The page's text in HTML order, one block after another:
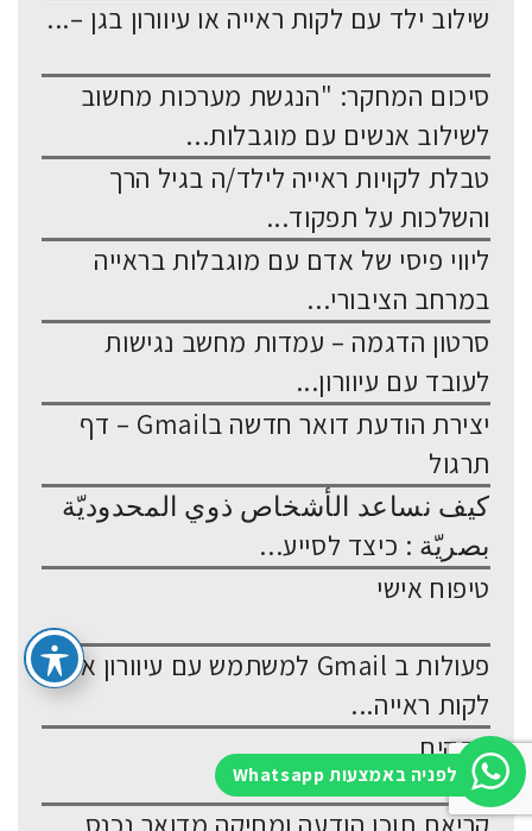
לפניה באמצעות Whatsapp
שילוב ילד עם לקות ראייה או עיוורון בגן –...
סיכום המחקר: "הנגשת מערכות מחשוב
לשילוב אנשים עם מוגבלות...
טבלת לקויות ראייה לילד/ה בגיל הרך
והשלכות על תפקוד...
ליווי פיסי של אדם עם מוגבלות בראייה
במרחב הציבורי...
סרטון הדגמה – עמדות מחשב נגישות
לעובד עם עיוורון...
יצירת הודעת דואר חדשה בGmail – דף
תרגול
كيف نساعد الأشخاص ذوي المحدوديّة
بصريّة : כיצד לסייע...
טיפוח אישי
פעולות ב Gmail למשתמש עם עיוורון או
לקות ראייה...
פתקים